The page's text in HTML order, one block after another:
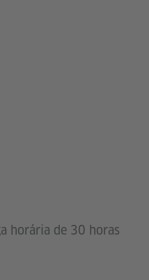
horária de 30 horas